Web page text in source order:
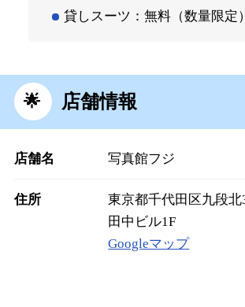
貸しスーツ：無料（数量限定）
店舗情報
店舗名 写真館フジ
住所
東京都千代田区九段北
田中ビル1F
Googleマップ